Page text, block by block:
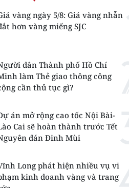
vàng ngày 5/8: Giá vàng nhẫn
hơn vàng miếng SJC
dân Thành phố Hồ Chí
làm Thẻ giao thông công
cần thủ tục gì?
án mở rộng cao tốc Nội Bài-
Cai sẽ hoàn thành trước Tết
đán Đinh Mùi
Long phát hiện nhiều vụ vi
kinh doanh vàng và trang